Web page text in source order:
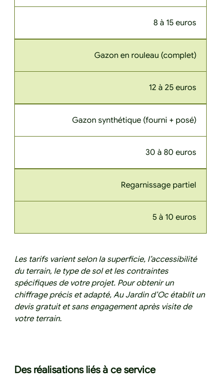
8 à 15 euros
Gazon en rouleau (complet)
12 à 25 euros
Gazon synthétique (fourni + posé)
30 à 80 euros
Regarnissage partiel
5 à 10 euros
Les tarifs varient selon la superficie, l’accessibilité
du terrain, le type de sol et les contraintes
spécifiques de votre projet. Pour obtenir un
chiffrage précis et adapté, Au Jardin d’Oc établit un
devis gratuit et sans engagement après visite de
votre terrain.
Des réalisations liés à ce service